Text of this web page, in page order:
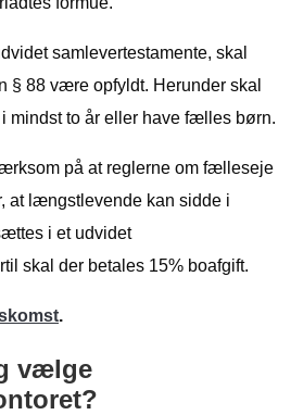
samlevertestamente, skal
§ 88 være opfyldt. Herunder skal
mindst to år eller have fælles børn.
på at reglerne om fælleseje
at længstlevende kan sidde i
i et udvidet
skal der betales 15% boafgift.
.
vælge